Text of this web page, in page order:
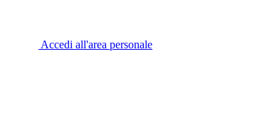
Accedi all'area personale